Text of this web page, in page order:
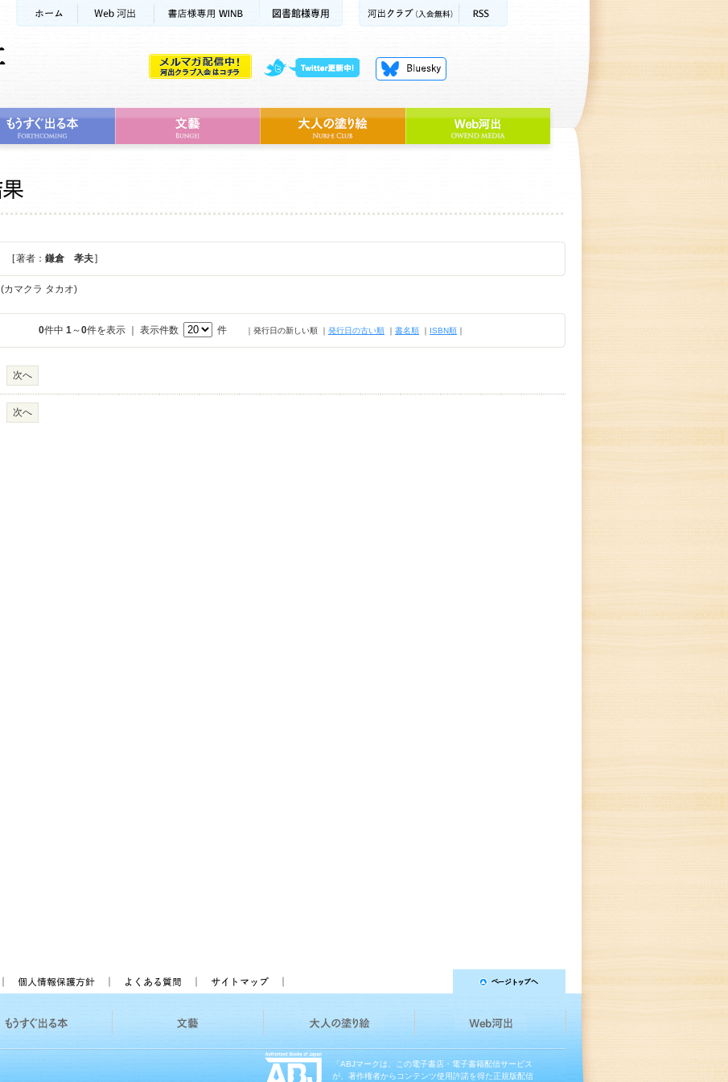
[ 著者： 鎌倉 孝夫]
(カマクラ タカオ)
0件中 1～0件を表示 ｜ 表示件数 件 ｜発行日の新しい順 ｜ 発行日の古い順 ｜ 書名順 ｜ ISBN順 ｜
次へ
次へ
「ABJマークは、この電子書店・電子書籍配信サービス
が、著作権者からコンテンツ使用許諾を得た正規版配信